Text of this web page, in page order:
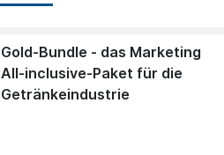
Gold-Bundle - das Marketing
All-inclusive-Paket für die
Getränkeindustrie